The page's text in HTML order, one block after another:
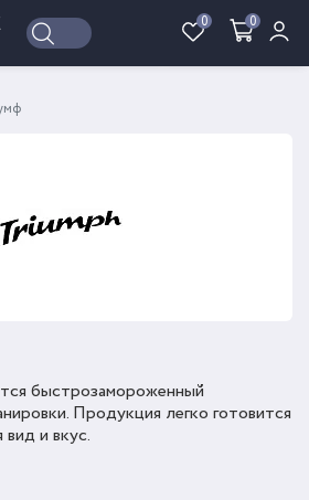
0 0
Войти Регистрация
быстрозамороженный
Продукция легко готовится
и вкус.